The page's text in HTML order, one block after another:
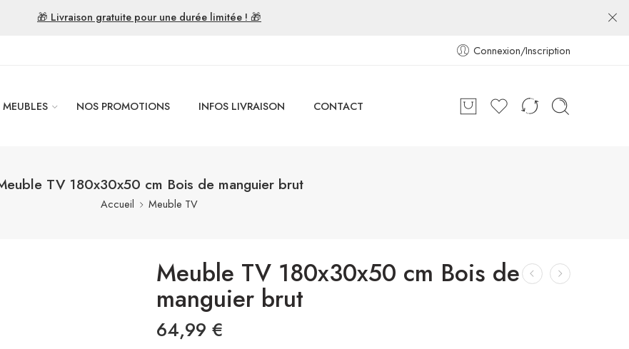
🎁 Livraison gratuite pour une durée limitée ! 🎁
Connexion/Inscription
NOS PROMOTIONS INFOS LIVRAISON CONTACT
TV 180x30x50 cm Bois de manguier brut
Accueil Meuble TV
Meuble TV 180x30x50 cm Bois de
manguier brut
64,99 €